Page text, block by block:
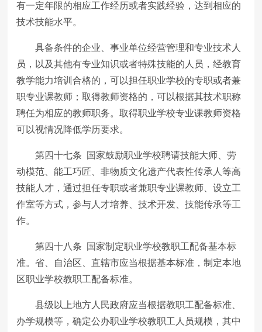
有一定年限的相应工作经历或者实践经验，达到相应的
技术技能水平。
具备条件的企业、事业单位经营管理和专业技术人
员，以及其他有专业知识或者特殊技能的人员，经教育
教学能力培训合格的，可以担任职业学校的专职或者兼
职专业课教师；取得教师资格的，可以根据其技术职称
聘任为相应的教师职务。取得职业学校专业课教师资格
可以视情况降低学历要求。
第四十七条 国家鼓励职业学校聘请技能大师、劳
动模范、能工巧匠、非物质文化遗产代表性传承人等高
技能人才，通过担任专职或者兼职专业课教师、设立工
作室等方式，参与人才培养、技术开发、技能传承等工
作。
第四十八条 国家制定职业学校教职工配备基本标
准。省、自治区、直辖市应当根据基本标准，制定本地
区职业学校教职工配备标准。
县级以上地方人民政府应当根据教职工配备标准、
办学规模等，确定公办职业学校教职工人员规模，其中